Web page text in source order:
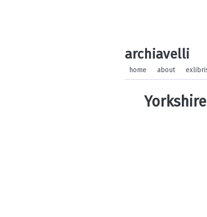
archiavelli
home about